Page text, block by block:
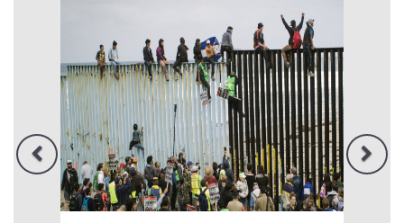
Emilio Isgrò, il cancellatore
ARTE militante
Come difendere la pelle dal sole
Proteggersi, sempre